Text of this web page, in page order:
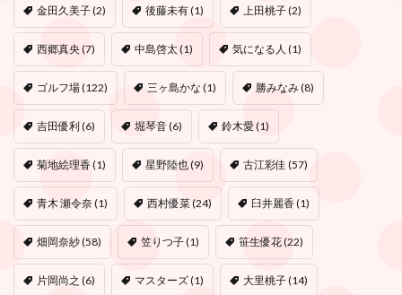
金田久美子(2) 後藤未有(1) 上田桃子(2)
西郷真央(7) 中島啓太(1) 気になる人 (1)
ゴルフ場(122) 三ヶ島かな (1) 勝みなみ(8)
吉田優利 (6) 堀琴音(6) 鈴木愛(1)
菊地絵理香(1) 星野陸也(9) 古江彩佳 (57)
青木 瀬令奈(1) 西村優菜(24) 臼井麗香(1)
畑岡奈紗(58) 笠りつ子(1) 笹生優花(22)
片岡尚之 (6) マスターズ(1) 大里桃子(14)